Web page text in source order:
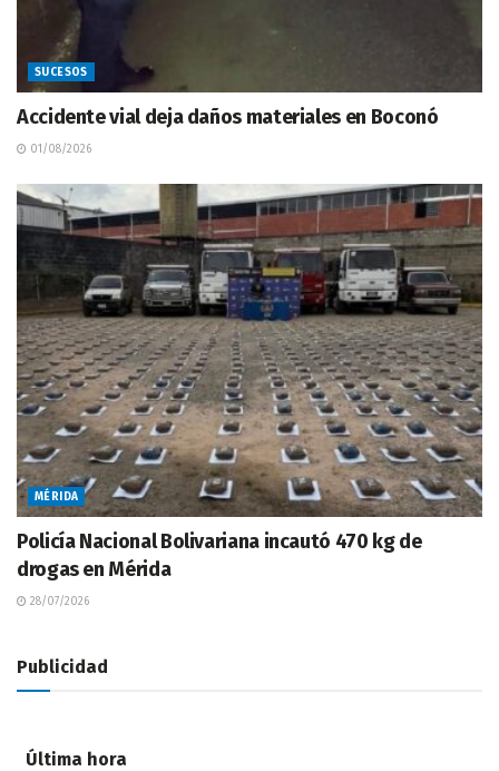
SUCESOS
Accidente vial deja daños materiales en Boconó
01/08/2026
MÉRIDA
Policía Nacional Bolivariana incautó 470 kg de
drogas en Mérida
28/07/2026
Publicidad
Última hora